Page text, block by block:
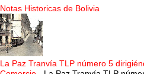
Notas Historicas de Bolivia
La Paz Tranvía TLP número 5